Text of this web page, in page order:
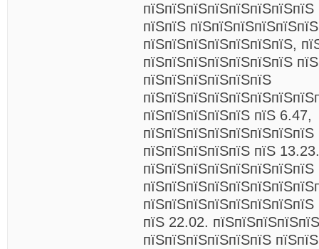
пїЅпїЅ
пїЅпїЅпїЅпїЅпїЅпїЅпїЅ,
пїЅпїЅпїЅпїЅпїЅпїЅпїЅ
пїЅпїЅпїЅпїЅпїЅпїЅ
пїЅпїЅпїЅпїЅпїЅ пїЅ 6.47,
пїЅпїЅпїЅпїЅпїЅпїЅпїЅпїЅ
пїЅпїЅпїЅпїЅпїЅ пїЅ 13.23.
пїЅпїЅпїЅпїЅпїЅпїЅпїЅпїЅ
пїЅ 22.02.
пїЅпїЅпїЅпїЅпїЅпїЅ